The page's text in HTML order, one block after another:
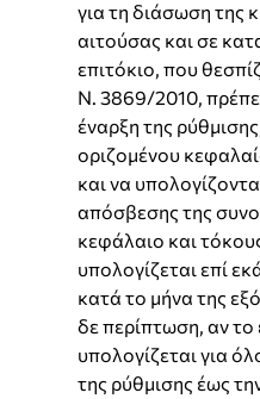
για τη διάσωση της
αιτούσας και σε
επιτόκιο, που
Ν. 3869/2010,
έναρξη της
οριζομένου
και να
απόσβεσης της
κεφάλαιο και
υπολογίζεται επί
κατά το μήνα της
δε περίπτωση, αν το
υπολογίζεται για
της ρύθμισης έως